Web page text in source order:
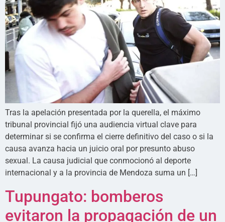
Tras la apelación presentada por la querella, el máximo
tribunal provincial fijó una audiencia virtual clave para
determinar si se confirma el cierre definitivo del caso o si la
causa avanza hacia un juicio oral por presunto abuso
sexual. La causa judicial que conmocionó al deporte
internacional y a la provincia de Mendoza suma un […]
Tupungato: bomberos
evitaron la propagación de un